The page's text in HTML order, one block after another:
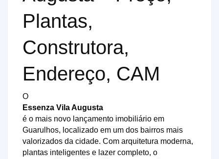
Plantas,
Construtora,
Endereço, CAM
O
Essenza Vila Augusta
é o mais novo lançamento imobiliário em
Guarulhos, localizado em um dos bairros mais
valorizados da cidade. Com arquitetura moderna,
plantas inteligentes e lazer completo, o